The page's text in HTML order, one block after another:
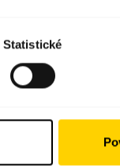
Statistické